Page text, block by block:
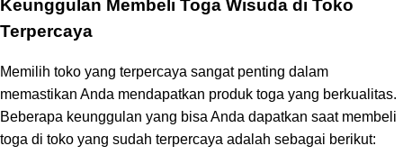
Keunggulan Membeli Toga Wisuda di Toko
Terpercaya
Memilih toko yang terpercaya sangat penting dalam
memastikan Anda mendapatkan produk toga yang berkualitas.
Beberapa keunggulan yang bisa Anda dapatkan saat membeli
toga di toko yang sudah terpercaya adalah sebagai berikut: